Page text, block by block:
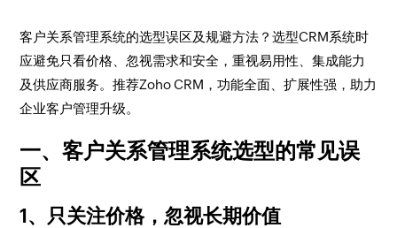
客户关系管理系统的选型误区及规避方法？选型CRM系统时
应避免只看价格、忽视需求和安全，重视易用性、集成能力
及供应商服务。推荐Zoho CRM，功能全面、扩展性强，助力
企业客户管理升级。
一、客户关系管理系统选型的常见误
区
1、只关注价格，忽视长期价值